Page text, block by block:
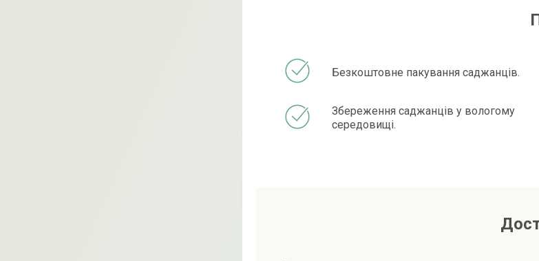
Безкоштовне пакування саджанців.
Збереження саджанців у вологому
середовищі.